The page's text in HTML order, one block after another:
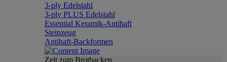
3-ply Edelstahl
3-ply PLUS Edelstahl
Essential Keramik-Antihaft
Steinzeug
Antihaft-Backformen
Zeit zum Brotbacken